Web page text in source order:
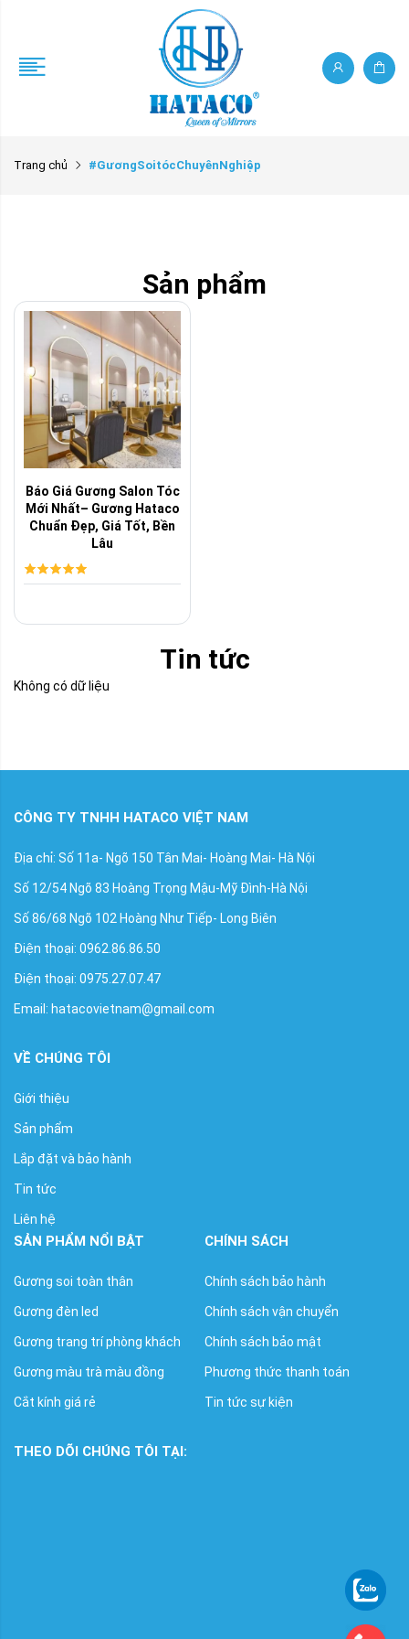
Trang chủ #GươngSoitócChuyênNghiệp
Sản phẩm
Báo Giá Gương Salon Tóc
Mới Nhất– Gương Hataco
Chuẩn Đẹp, Giá Tốt, Bền
Lâu
Tin tức
Không có dữ liệu
CÔNG TY TNHH HATACO VIỆT NAM
Địa chỉ: Số 11a- Ngõ 150 Tân Mai- Hoàng Mai- Hà Nội
Số 12/54 Ngõ 83 Hoàng Trọng Mậu-Mỹ Đình-Hà Nội
Số 86/68 Ngõ 102 Hoàng Như Tiếp- Long Biên
Điện thoại: 0962.86.86.50
Điện thoại: 0975.27.07.47
Email: hatacovietnam@gmail.com
VỀ CHÚNG TÔI
Giới thiệu
Sản phẩm
Lắp đặt và bảo hành
Tin tức
Liên hệ
SẢN PHẨM NỔI BẬT
Gương soi toàn thân
Gương đèn led
Gương trang trí phòng khách
Gương màu trà màu đồng
Cắt kính giá rẻ
CHÍNH SÁCH
Chính sách bảo hành
Chính sách vận chuyển
Chính sách bảo mật
Phương thức thanh toán
Tin tức sự kiện
THEO DÕI CHÚNG TÔI TẠI: